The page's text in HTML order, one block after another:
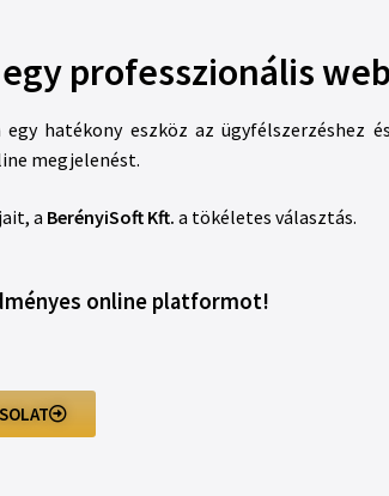
professzionális
hatékony eszköz az ügyfélszerzéshez
megjelenést.
a BerényiSoft Kft. a tökéletes választás.
online platformot!